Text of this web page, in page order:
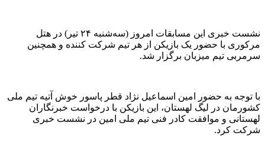
نشست خبری این مسابقات امروز (سه‌شنبه ۲۴ تیر) در هتل
مرکوری با حضور یک بازیکن از هر تیم شرکت کننده و همچنین
سرمربی تیم میزبان برگزار شد.
با توجه به حضور امین اسماعیل نژاد قطر پاسور خوش آتیه تیم ملی
کشورمان در لیگ لهستان، این بازیکن با درخواست خبرنگاران
لهستانی و موافقت کادر فنی تیم ملی امین در نشست خبری
شرکت کرد.